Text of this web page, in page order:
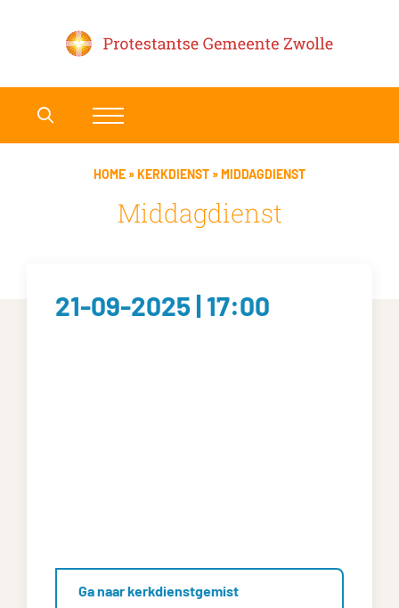
HOME »KERKDIENST »MIDDAGDIENST
Middagdienst
21-09-2025 | 17:00
Ga naar kerkdienstgemist